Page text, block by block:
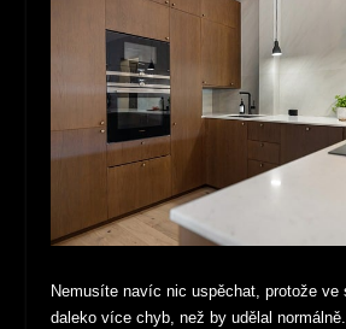
Nemusíte navíc nic uspěchat, protože ve
daleko více chyb, než by udělal